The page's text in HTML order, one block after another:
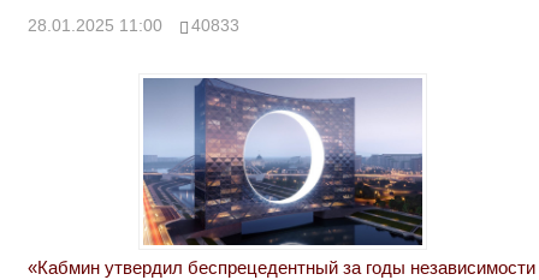
28.01.2025 11:00 40833
«Кабмин утвердил беспрецедентный за годы независимости